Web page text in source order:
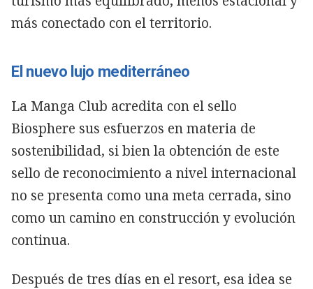
más conectado con el territorio.
El nuevo lujo mediterráneo
La Manga Club acredita con el sello
Biosphere sus esfuerzos en materia de
sostenibilidad, si bien la obtención de este
sello de reconocimiento a nivel internacional
no se presenta como una meta cerrada, sino
como un camino en construcción y evolución
continua.
Después de tres días en el resort, esa idea se